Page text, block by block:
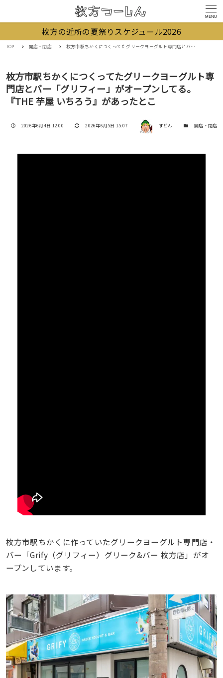
MENU
枚方の近所の夏祭りスケジュール2026
TOP 開店・閉店 枚方市駅ちかくにつくってたグリークヨーグルト専門店とバー「グリフィー」がオープンしてる。『THE 芋屋 いちろう』があったとこ
枚方市駅ちかくにつくってたグリークヨーグルト専
門店とバー「グリフィー」がオープンしてる。
『THE 芋屋 いちろう』があったとこ
投稿日
2026年6月4日 12:00 更新日
2026年6月5日 15:07 著者 すどん カテゴリー開店・閉店
枚方市駅ちかくに作っていたグリークヨーグルト専門店・
バー「Grify（グリフィー）グリーク&バー 枚方店」がオ
ープンしています。